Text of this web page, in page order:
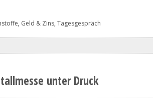
, Geld & Zins,Tagesgespräch
unter Druck